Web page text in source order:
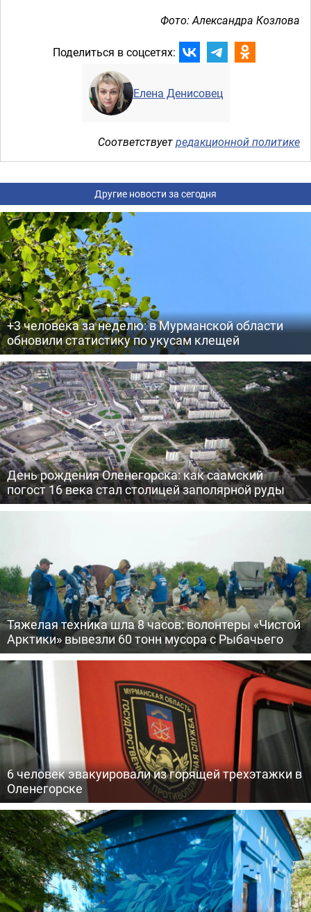
Фото: Александра Козлова
Поделиться в соцсетях:
Елена Денисовец
Соответствуетредакционной политике
Другие новости за сегодня
+3 человека за неделю: в Мурманской области
обновили статистику по укусам клещей
День рождения Оленегорска: как саамский
погост 16 века стал столицей заполярной руды
Тяжелая техника шла 8 часов: волонтеры «Чистой
Арктики» вывезли 60 тонн мусора с Рыбачьего
6 человек эвакуировали из горящей трехэтажки в
Оленегорске